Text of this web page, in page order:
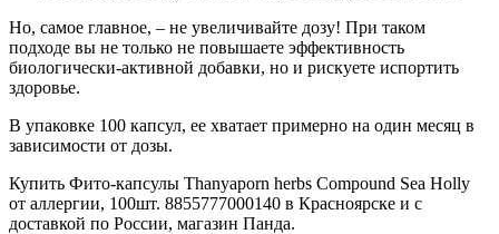
Но, самое главное, – не увеличивайте дозу! При таком
подходе вы не только не повышаете эффективность
биологически-активной добавки, но и рискуете испортить
здоровье.
В упаковке 100 капсул, ее хватает примерно на один месяц в
зависимости от дозы.
Купить Фито-капсулы Thanyaporn herbs Compound Sea Holly
от аллергии, 100шт. 8855777000140 в Красноярске и с
доставкой по России, магазин Панда.